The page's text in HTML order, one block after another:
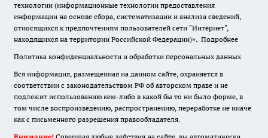
технологии (информационные технологии предоставления
информации на основе сбора, систематизации и анализа сведений,
относящихся к предпочтениям пользователей сети "Интернет",
находящихся на территории Российской Федерации)». Подробнее
Политика конфиденциальности и обработки персональных данных
Вся информация, размещенная на данном сайте, охраняется в
соответствии с законодательством РФ об авторском праве и не
подлежит использованию кем-либо в какой бы то ни было форме, в
том числе воспроизведению, распространению, переработке не иначе
как с письменного разрешения правообладателя.